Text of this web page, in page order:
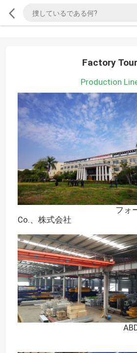
Factory Tour
Production
フォーシャン
Co.、株式会社
ABD NO.1